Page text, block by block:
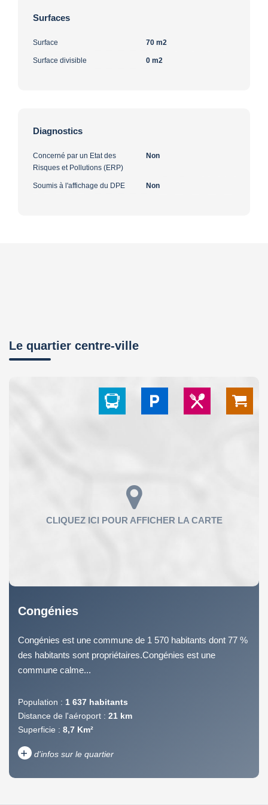
Surfaces
Surface 70 m2
Surface divisible 0 m2
Diagnostics
Concerné par un Etat des
Risques et Pollutions (ERP)
Non
Soumis à l'affichage du DPE Non
Le quartier centre-ville
Congénies
Congénies est une commune de 1 570 habitants dont 77 %
des habitants sont propriétaires.Congénies est une
commune calme...
Population : 1 637 habitants
Distance de l'aéroport : 21 km
Superficie : 8,7 Km²
+ d'infos sur le quartier